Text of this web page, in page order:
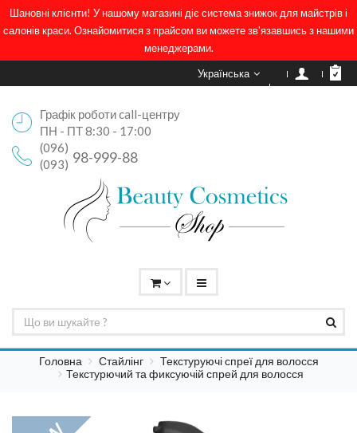
Шановні клієнти! У нашому магазині діє система знижок для майстрів і
салонів краси. Ознайомитися з прайсом ви можете зв'язавшись з нашими
менеджерами.
Українська
Графік роботи call-центру
ПН - ПТ 8:30 - 17:00
(096)
98-999-88
(093)
Головна Стайлінг
Текстуруючі спреї для волосся
Текстурючий та фиксуючій спрей для волосся